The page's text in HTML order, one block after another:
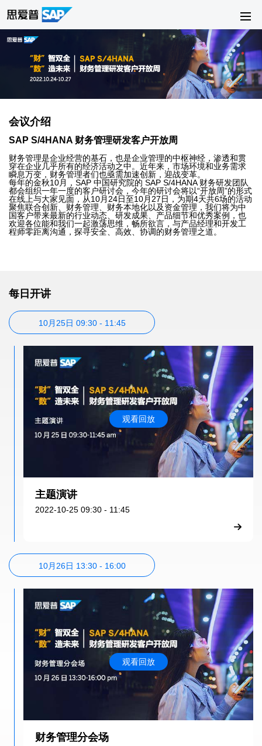
会议介绍
SAP S/4HANA 财务管理研发客户开放周
财务管理是企业经营的基石，也是企业管理的中枢神经，渗透和贯
穿在企业几乎所有的经济活动之中。近年来，市场环境和业务需求
瞬息万变，财务管理者们也亟需加速创新，迎战变革。
每年的金秋10月，SAP 中国研究院的 SAP S/4HANA 财务研发团队
都会组织一年一度的客户研讨会，今年的研讨会将以“开放周”的形式
在线上与大家见面，从10月24日至10月27日，为期4天共6场的活动
聚焦联合创新、财务管理、财务本地化以及资金管理，我们将为中
国客户带来最新的行业动态、研发成果、产品细节和优秀案例，也
欢迎各位能和我们一起激荡思维，畅所欲言，与产品经理和开发工
程师零距离沟通，探寻安全、高效、协调的财务管理之道。
每日开讲
10月25日 09:30 - 11:45
观看回放
主题演讲
2022-10-25 09:30 - 11:45
10月26日 13:30 - 16:00
观看回放
财务管理分会场